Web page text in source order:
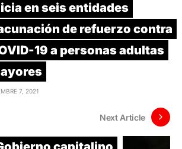
en seis entidades
de refuerzo contra
19 a personas adultas
7, 2021
Next Article